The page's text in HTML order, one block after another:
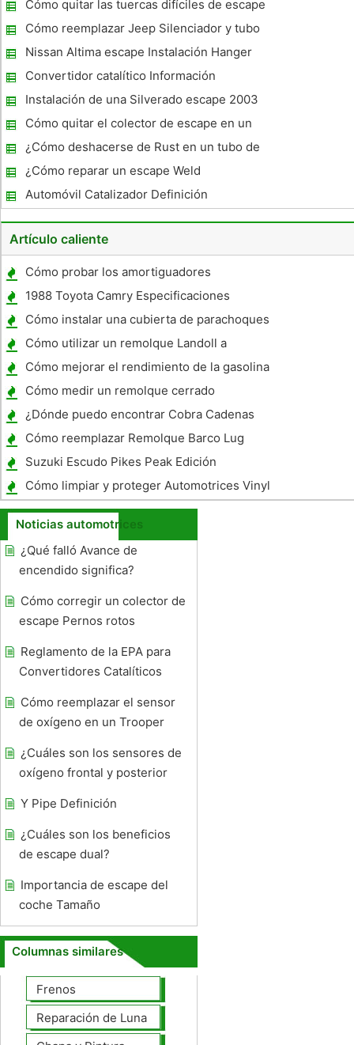
Cómo quitar las tuercas difíciles de escape
Cómo reemplazar Jeep Silenciador y tubo
de escape
Nissan Altima escape Instalación Hanger
Convertidor catalítico Información
Instalación de una Silverado escape 2003
Cómo quitar el colector de escape en un
Ford seis cilindros 300
¿Cómo deshacerse de Rust en un tubo de
escape
¿Cómo reparar un escape Weld
Automóvil Catalizador Definición
Artículo caliente
Cómo probar los amortiguadores
1988 Toyota Camry Especificaciones
Cómo instalar una cubierta de parachoques
en un PT Cruiser
Cómo utilizar un remolque Landoll a
remolque autocaravana rv de Entrenadores
Cómo mejorar el rendimiento de la gasolina
con un 1500 Dodge RAM
Cómo medir un remolque cerrado
¿Dónde puedo encontrar Cobra Cadenas
para neumáticos ?
Cómo reemplazar Remolque Barco Lug
Bolts
Suzuki Escudo Pikes Peak Edición
Especificaciones
Cómo limpiar y proteger Automotrices Vinyl
Graphics
Noticias automotrices
¿Qué falló Avance de
encendido significa?
Cómo corregir un colector de
escape Pernos rotos
Reglamento de la EPA para
Convertidores Catalíticos
Cómo reemplazar el sensor
de oxígeno en un Trooper
¿Cuáles son los sensores de
oxígeno frontal y posterior
Y Pipe Definición
¿Cuáles son los beneficios
de escape dual?
Importancia de escape del
coche Tamaño
Columnas similares
Frenos
Reparación de Lunas